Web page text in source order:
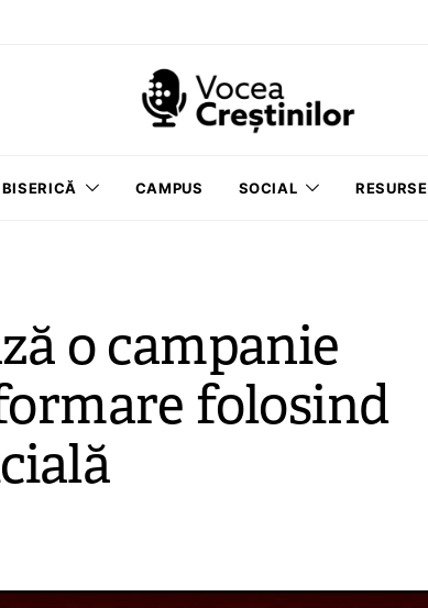
BISERICĂ CAMPUS SOCIAL RESURSE
o campanie
folosind